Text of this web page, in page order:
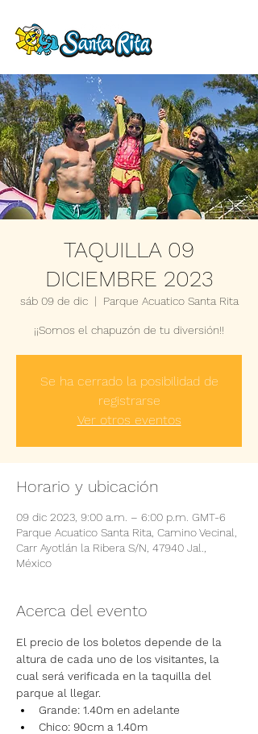
TAQUILLA 09
DICIEMBRE 2023
sáb 09 de dic
  |
Parque Acuatico Santa Rita
¡¡Somos el chapuzón de tu diversión!!
Se ha cerrado la posibilidad de
registrarse
Ver otros eventos
Horario y ubicación
09 dic 2023, 9:00 a.m. – 6:00 p.m. GMT-6
Parque Acuatico Santa Rita, Camino Vecinal,
Carr Ayotlán la Ribera S/N, 47940 Jal.,
México
Acerca del evento
El precio de los boletos depende de la
altura de cada uno de los visitantes, la
cual será verificada en la taquilla del
parque al llegar.
Grande: 1.40m en adelante
Chico: 90cm a 1.40m